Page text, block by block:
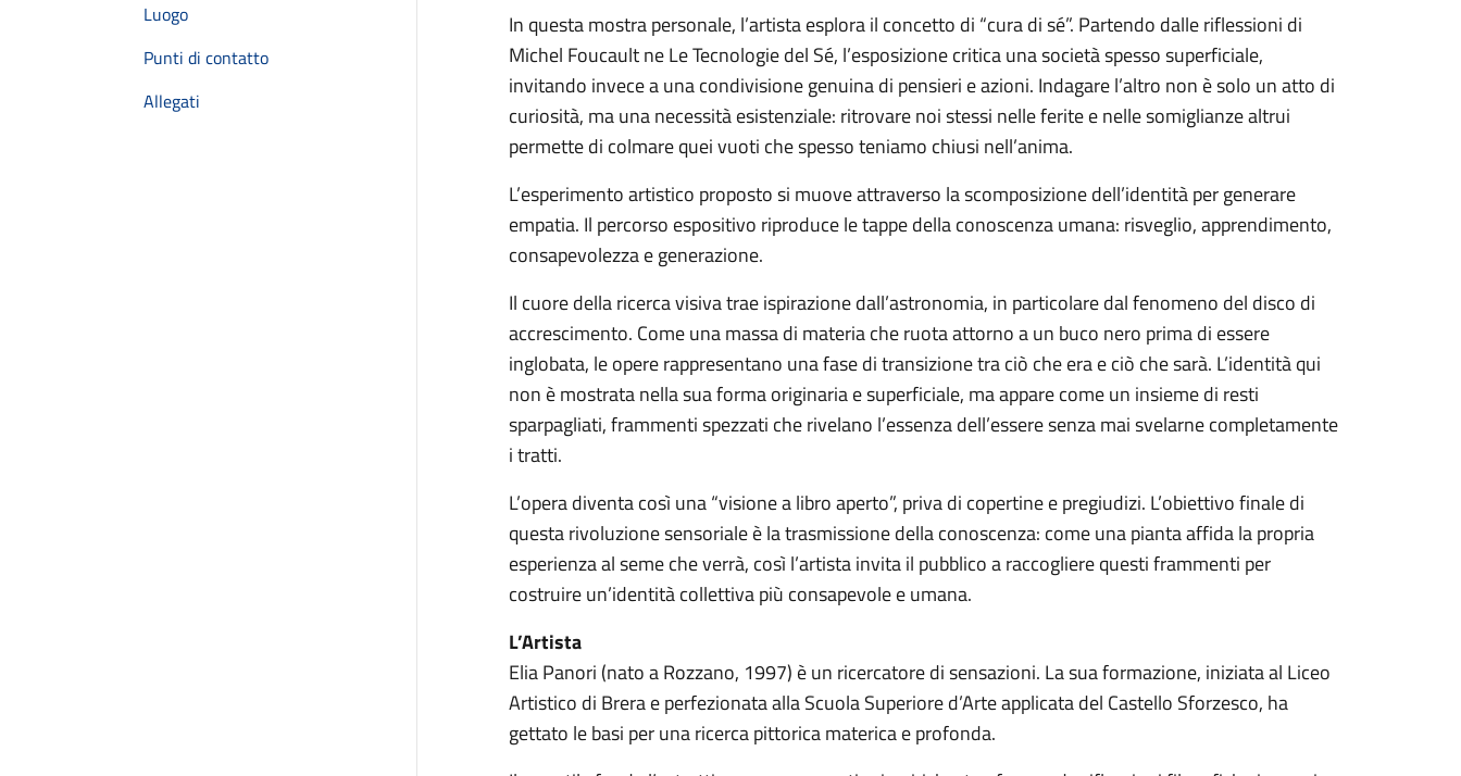
Luogo
Punti di contatto
Allegati
In questa mostra personale, l’artista esplora il concetto di “cura di sé”. Partendo dalle riflessioni di
Michel Foucault ne Le Tecnologie del Sé, l’esposizione critica una società spesso superficiale,
invitando invece a una condivisione genuina di pensieri e azioni. Indagare l’altro non è solo un atto di
curiosità, ma una necessità esistenziale: ritrovare noi stessi nelle ferite e nelle somiglianze altrui
permette di colmare quei vuoti che spesso teniamo chiusi nell’anima.
L’esperimento artistico proposto si muove attraverso la scomposizione dell’identità per generare
empatia. Il percorso espositivo riproduce le tappe della conoscenza umana: risveglio, apprendimento,
consapevolezza e generazione.
Il cuore della ricerca visiva trae ispirazione dall’astronomia, in particolare dal fenomeno del disco di
accrescimento. Come una massa di materia che ruota attorno a un buco nero prima di essere
inglobata, le opere rappresentano una fase di transizione tra ciò che era e ciò che sarà. L’identità qui
non è mostrata nella sua forma originaria e superficiale, ma appare come un insieme di resti
sparpagliati, frammenti spezzati che rivelano l’essenza dell’essere senza mai svelarne completamente
i tratti.
L’opera diventa così una “visione a libro aperto”, priva di copertine e pregiudizi. L’obiettivo finale di
questa rivoluzione sensoriale è la trasmissione della conoscenza: come una pianta affida la propria
esperienza al seme che verrà, così l’artista invita il pubblico a raccogliere questi frammenti per
costruire un’identità collettiva più consapevole e umana.
L’Artista
Elia Panori (nato a Rozzano, 1997) è un ricercatore di sensazioni. La sua formazione, iniziata al Liceo
Artistico di Brera e perfezionata alla Scuola Superiore d’Arte applicata del Castello Sforzesco, ha
gettato le basi per una ricerca pittorica materica e profonda.